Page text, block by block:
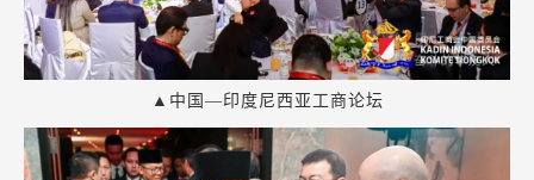
▲中国—印度尼西亚工商论坛